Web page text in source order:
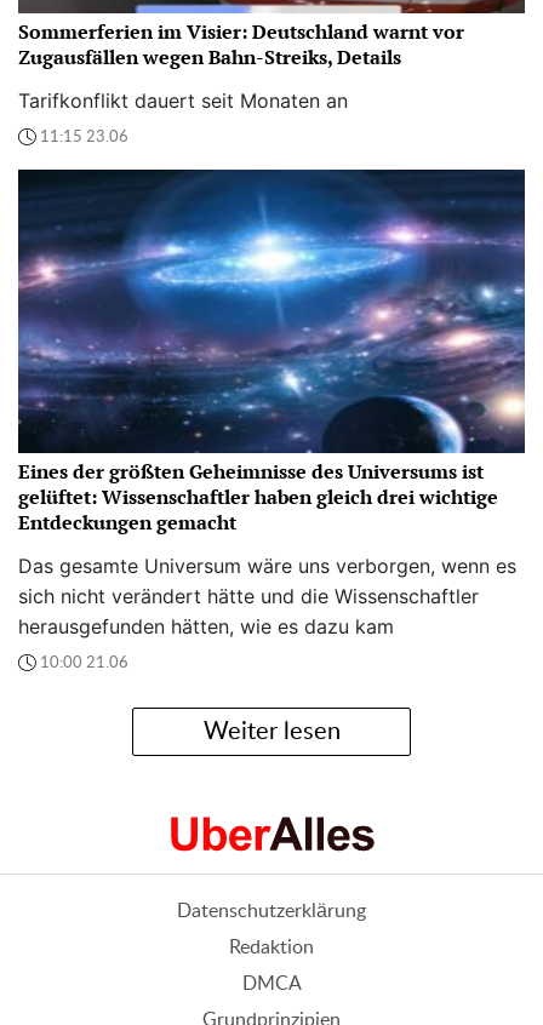
Sommerferien im Visier: Deutschland warnt vor
Zugausfällen wegen Bahn-Streiks, Details
Tarifkonflikt dauert seit Monaten an
11:15 23.06
Eines der größten Geheimnisse des Universums ist
gelüftet: Wissenschaftler haben gleich drei wichtige
Entdeckungen gemacht
Das gesamte Universum wäre uns verborgen, wenn es
sich nicht verändert hätte und die Wissenschaftler
herausgefunden hätten, wie es dazu kam
10:00 21.06
Weiter lesen
Datenschutzerklärung
Redaktion
DMCA
Grundprinzipien